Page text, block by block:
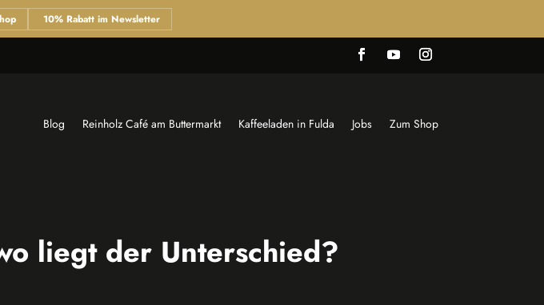
10% Rabatt im Newsletter
Blog Reinholz Café am Buttermarkt Kaffeeladen in Fulda Jobs Zum Shop
liegt der Unterschied?